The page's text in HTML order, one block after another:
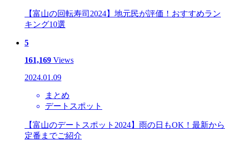
【富山の回転寿司2024】地元民が評価！おすすめラン
キング10選
5
161,169 Views
2024.01.09
まとめ
デートスポット
【富山のデートスポット2024】雨の日もOK！最新から
定番までご紹介